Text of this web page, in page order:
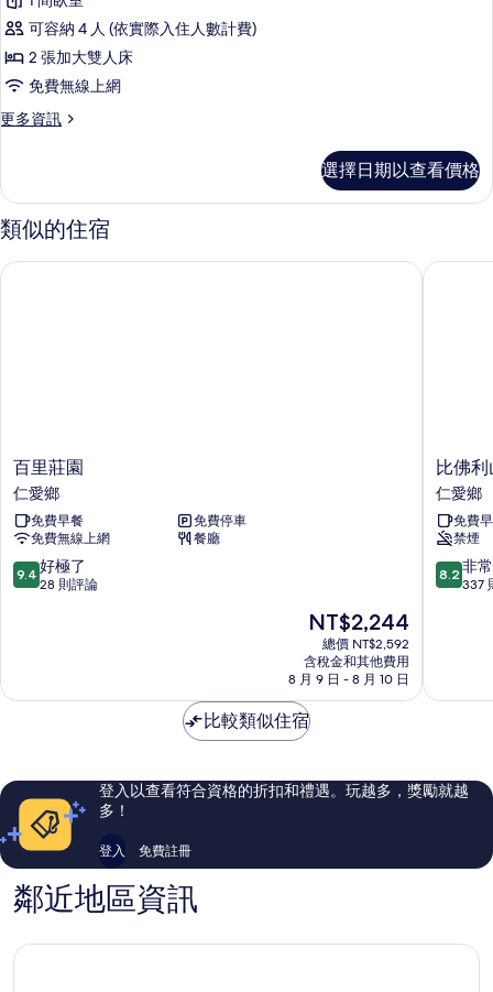
景
四
人
的
有
相
片
可容納 4 人 (依實際入住人數計費)
2 張加大雙人床
免費無線上網
更多資訊
更
四
人
房
詳
選擇日期以查看價格
類似的住宿
百
里
莊
園
仁
愛
鄉
百里莊園
仁愛鄉
免費早餐
免費停車
免費無線上網
餐廳
9.4
分，
極
評
論
9.4 好極了
28 則評論
現
價
格
為
NT$2,244
NT$2,244
總價 NT$2,592
含稅金和其他費用
8 月 9 日 - 8 月 10 日
百里莊園
比
佛
利
山
莊
仁
愛
比佛
仁愛鄉
免費
禁煙
8.2
分，
常
評
論
8.2 非
337
比佛利
比較類似住宿
登入以查看符合資格的折扣和禮遇。玩越多，獎勵就越
多！
登入 免費註冊
鄰近地區資訊